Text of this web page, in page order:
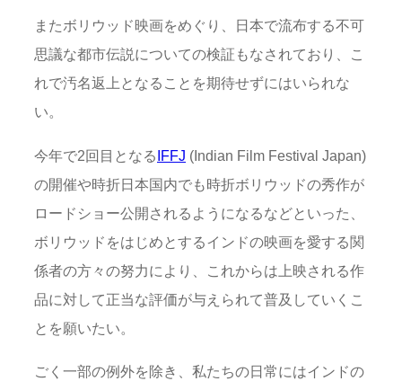
またボリウッド映画をめぐり、日本で流布する不可
思議な都市伝説についての検証もなされており、こ
れで汚名返上となることを期待せずにはいられな
い。
今年で2回目となるIFFJ (Indian Film Festival Japan)
の開催や時折日本国内でも時折ボリウッドの秀作が
ロードショー公開されるようになるなどといった、
ボリウッドをはじめとするインドの映画を愛する関
係者の方々の努力により、これからは上映される作
品に対して正当な評価が与えられて普及していくこ
とを願いたい。
ごく一部の例外を除き、私たちの日常にはインドの